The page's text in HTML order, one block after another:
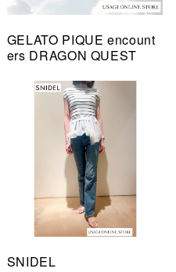
GELATO PIQUE encount
ers DRAGON QUEST
SNIDEL